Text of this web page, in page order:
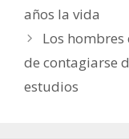
años la vida
Los
de contagiarse
estudios